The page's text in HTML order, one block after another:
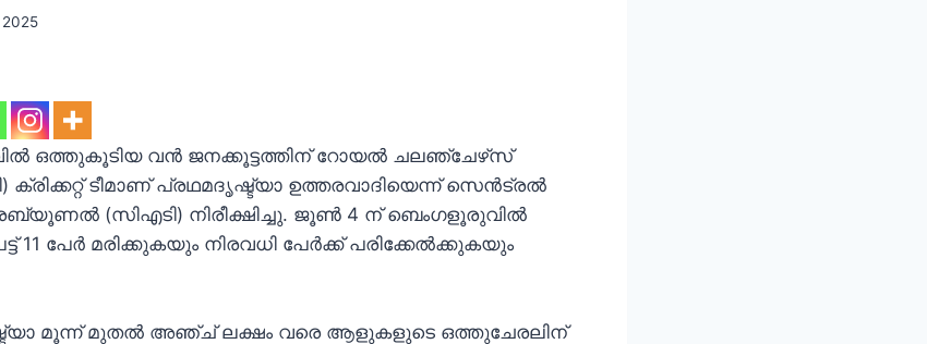
ഒത്തുകൂടിയ വൻ ജനക്കൂട്ടത്തിന് റോയൽ ചലഞ്ചേഴ്‌സ്
ടീമാണ് പ്രഥമദൃഷ്ട്യാ ഉത്തരവാദിയെന്ന് സെൻട്രൽ
(സി‌എ‌ടി) നിരീക്ഷിച്ചു. ജൂൺ 4 ന് ബെംഗളൂരുവിൽ
11 പേർ മരിക്കുകയും നിരവധി പേർക്ക് പരിക്കേൽക്കുകയും
മൂന്ന് മുതൽ അഞ്ച് ലക്ഷം വരെ ആളുകളുടെ ഒത്തുചേരലിന്